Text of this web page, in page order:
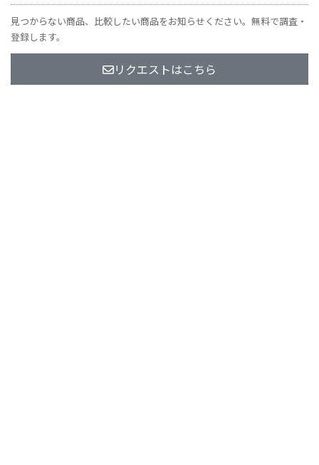
見つからない商品、比較したい商品をお知らせください。無料で調査・
登録します。
リクエストはこちら